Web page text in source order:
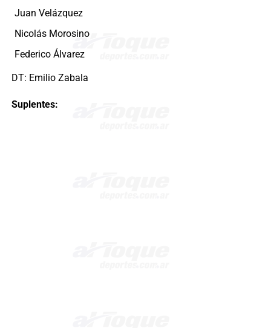
Juan Velázquez
Nicolás Morosino
Federico Álvarez
DT: Emilio Zabala
Suplentes: